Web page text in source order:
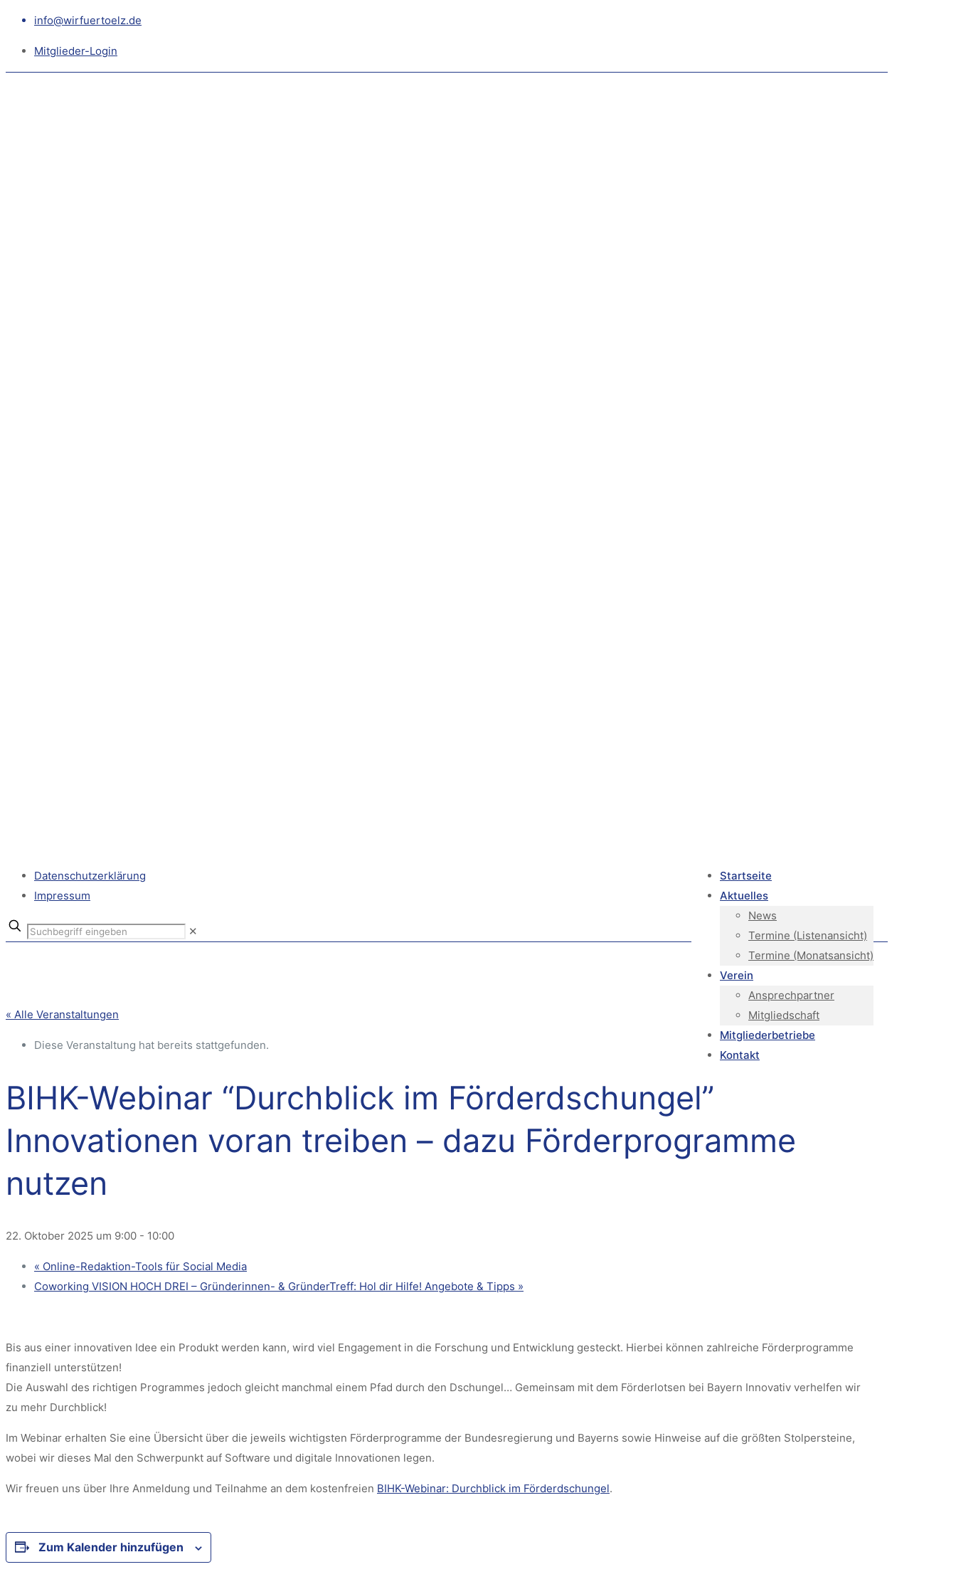
info@wirfuertoelz.de
Mitglieder-Login
Startseite
Aktuelles
News
Termine (Listenansicht)
Termine (Monatsansicht)
Verein
Ansprechpartner
Mitgliedschaft
Mitgliederbetriebe
Kontakt
Datenschutzerklärung
Impressum
✕
« Alle Veranstaltungen
Diese Veranstaltung hat bereits stattgefunden.
BIHK-Webinar “Durchblick im Förderdschungel”
Innovationen voran treiben – dazu Förderprogramme
nutzen
22. Oktober 2025 um 9:00 - 10:00
« Online-Redaktion-Tools für Social Media
Coworking VISION HOCH DREI – Gründerinnen- & GründerTreff: Hol dir Hilfe! Angebote & Tipps »
Bis aus einer innovativen Idee ein Produkt werden kann, wird viel Engagement in die Forschung und Entwicklung gesteckt. Hierbei können zahlreiche Förderprogramme
finanziell unterstützen!
Die Auswahl des richtigen Programmes jedoch gleicht manchmal einem Pfad durch den Dschungel… Gemeinsam mit dem Förderlotsen bei Bayern Innovativ verhelfen wir
zu mehr Durchblick!
Im Webinar erhalten Sie eine Übersicht über die jeweils wichtigsten Förderprogramme der Bundesregierung und Bayerns sowie Hinweise auf die größten Stolpersteine,
wobei wir dieses Mal den Schwerpunkt auf Software und digitale Innovationen legen.
Wir freuen uns über Ihre Anmeldung und Teilnahme an dem kostenfreien BIHK-Webinar: Durchblick im Förderdschungel.
Zum Kalender hinzufügen